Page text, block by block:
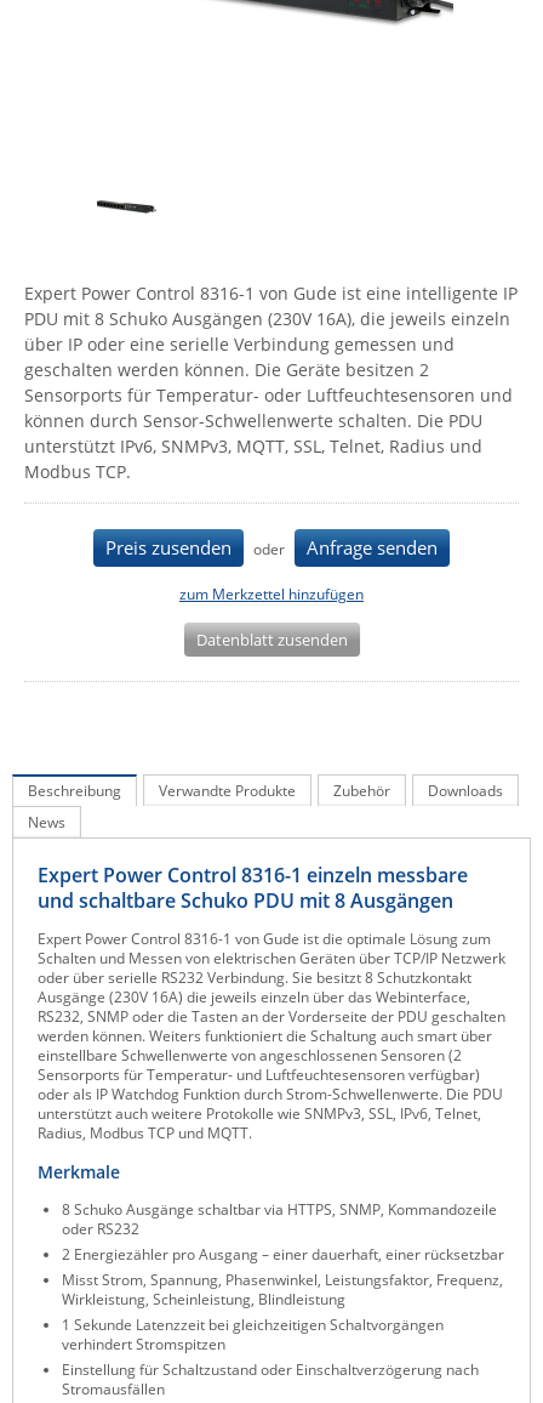
Serverräume
RMA / Rücksendung / Support
Fokus Technologies
Gefen
Gude
Guntermann & Drunck
High Sec Labs
IEC Lock
Kramer Electronics
LigoWave
Milesight
Moxa
Panorama Antennas
PatchSee
Power Kingdom
Poynting
Raritan
Siretta
SIRIO Antenne
Sunbird
Tactical Software
TEKTELIC
Expert Power Control 8316-1 von Gude ist eine intelligente IP
PDU mit 8 Schuko Ausgängen (230V 16A), die jeweils einzeln
über IP oder eine serielle Verbindung gemessen und
geschalten werden können. Die Geräte besitzen 2
Sensorports für Temperatur- oder Luftfeuchtesensoren und
können durch Sensor-Schwellenwerte schalten. Die PDU
unterstützt IPv6, SNMPv3, MQTT, SSL, Telnet, Radius und
Modbus TCP.
Preis zusenden oder Anfrage senden
zum Merkzettel hinzufügen
Datenblatt zusenden
Beschreibung Verwandte Produkte Zubehör
Downloads
News
Expert Power Control 8316-1 einzeln messbare
und schaltbare Schuko PDU mit 8 Ausgängen
Expert Power Control 8316-1 von Gude ist die optimale Lösung zum
Schalten und Messen von elektrischen Geräten über TCP/IP Netzwerk
oder über serielle RS232 Verbindung. Sie besitzt 8 Schutzkontakt
Ausgänge (230V 16A) die jeweils einzeln über das Webinterface,
RS232, SNMP oder die Tasten an der Vorderseite der PDU geschalten
werden können. Weiters funktioniert die Schaltung auch smart über
einstellbare Schwellenwerte von angeschlossenen Sensoren (2
Sensorports für Temperatur- und Luftfeuchtesensoren verfügbar)
oder als IP Watchdog Funktion durch Strom-Schwellenwerte. Die PDU
unterstützt auch weitere Protokolle wie SNMPv3, SSL, IPv6, Telnet,
Radius, Modbus TCP und MQTT.
Merkmale
8 Schuko Ausgänge schaltbar via HTTPS, SNMP, Kommandozeile
oder RS232
2 Energiezähler pro Ausgang – einer dauerhaft, einer rücksetzbar
Misst Strom, Spannung, Phasenwinkel, Leistungsfaktor, Frequenz,
Wirkleistung, Scheinleistung, Blindleistung
1 Sekunde Latenzzeit bei gleichzeitigen Schaltvorgängen
verhindert Stromspitzen
Einstellung für Schaltzustand oder Einschaltverzögerung nach
Stromausfällen